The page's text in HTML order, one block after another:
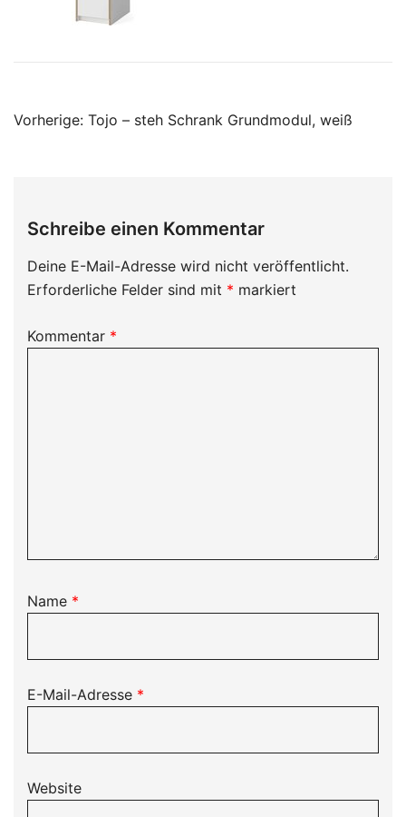
Beitragsnavigation
Vorherige: Tojo – steh Schrank Grundmodul, weiß
Schreibe einen Kommentar
Deine E-Mail-Adresse wird nicht veröffentlicht.
Erforderliche Felder sind mit * markiert
Kommentar *
Name *
E-Mail-Adresse *
Website